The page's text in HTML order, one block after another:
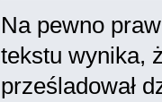
Na pewno
tekstu wynika,
prześladował